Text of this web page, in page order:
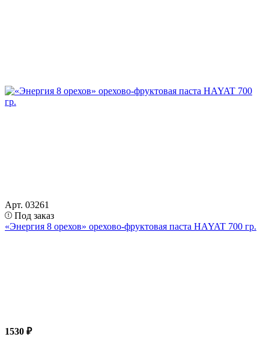
Арт. 03261
Под заказ
«Энергия 8 орехов» орехово-фруктовая паста HAYAT 700 гр.
1530 ₽